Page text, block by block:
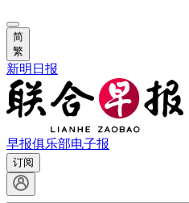
简
繁
新明日报
早报俱乐部电子报
订阅